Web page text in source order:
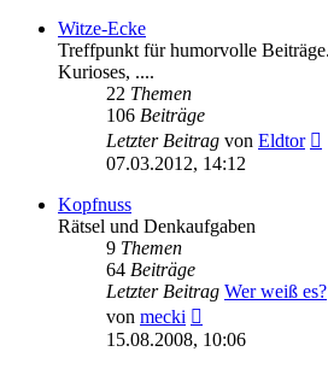
Witze-Ecke
Treffpunkt für humorvolle
Kurioses, ....
22 Themen
106 Beiträge
Letzter Beitrag von Eldtor
07.03.2012, 14:12
Kopfnuss
Rätsel und Denkaufgaben
9 Themen
64 Beiträge
Letzter Beitrag Wer weiß es?
von mecki
Beitrag
15.08.2008, 10:06